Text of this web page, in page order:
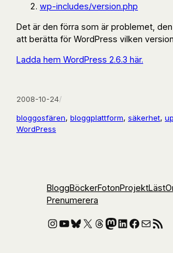
wp-includes/version.php
Det är den förra som är problemet,
att berätta för WordPress vilken
Ladda hem WordPress 2.6.3 här.
2008-10-24/
bloggosfären, bloggplattform, säkerhet,
WordPress
BloggBöckerFotonProjektLäst
Prenumerera
Instagram
YouTube
Bluesky
X Threads
Mastodon
LinkedIn
E-postRSS-flöde